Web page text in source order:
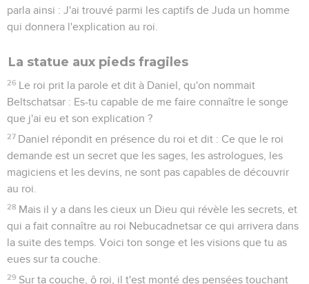
parla ainsi : J'ai trouvé parmi les captifs de Juda un homme
qui donnera l'explication au roi.
La statue aux pieds fragiles
26 Le roi prit la parole et dit à Daniel, qu'on nommait
Beltschatsar : Es-tu capable de me faire connaître le songe
que j'ai eu et son explication ?
27 Daniel répondit en présence du roi et dit : Ce que le roi
demande est un secret que les sages, les astrologues, les
magiciens et les devins, ne sont pas capables de découvrir
au roi.
28 Mais il y a dans les cieux un Dieu qui révèle les secrets, et
qui a fait connaître au roi Nebucadnetsar ce qui arrivera dans
la suite des temps. Voici ton songe et les visions que tu as
eues sur ta couche.
29 Sur ta couche, ô roi, il t'est monté des pensées touchant